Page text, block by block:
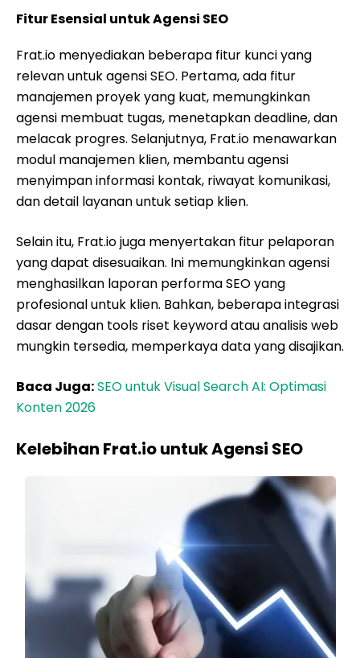
Fitur Esensial untuk Agensi SEO
Frat.io menyediakan beberapa fitur kunci yang
relevan untuk agensi SEO. Pertama, ada fitur
manajemen proyek yang kuat, memungkinkan
agensi membuat tugas, menetapkan deadline, dan
melacak progres. Selanjutnya, Frat.io menawarkan
modul manajemen klien, membantu agensi
menyimpan informasi kontak, riwayat komunikasi,
dan detail layanan untuk setiap klien.
Selain itu, Frat.io juga menyertakan fitur pelaporan
yang dapat disesuaikan. Ini memungkinkan agensi
menghasilkan laporan performa SEO yang
profesional untuk klien. Bahkan, beberapa integrasi
dasar dengan tools riset keyword atau analisis web
mungkin tersedia, memperkaya data yang disajikan.
Baca Juga:SEO untuk Visual Search AI: Optimasi
Konten 2026
Kelebihan Frat.io untuk Agensi SEO